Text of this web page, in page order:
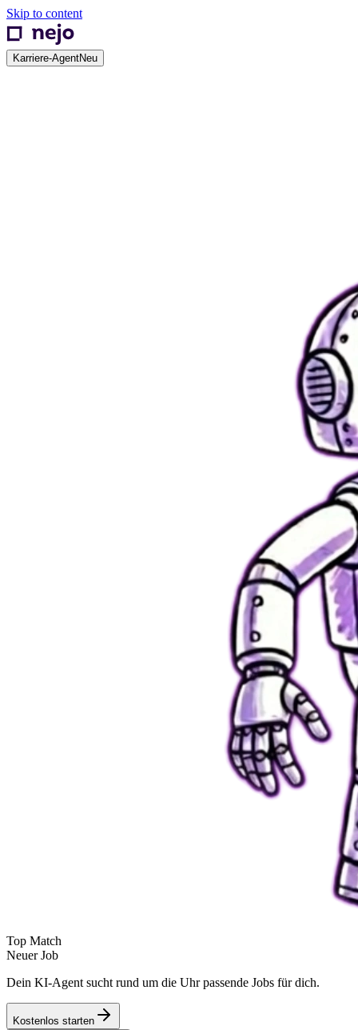
Skip to content
Karriere-AgentNeu
Top Match
Neuer Job
Dein KI-Agent sucht rund um die Uhr passende Jobs für dich.
Kostenlos starten